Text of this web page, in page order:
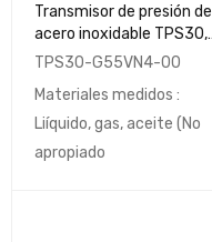
Transmisor de presión de
acero inoxidable TPS30,
de 0 a 0,7 MPa Rosca NPT
AUTONICS
TPS30-G55VN4-00
Materiales medidos :
Liíquido, gas, aceite (No
apropiado